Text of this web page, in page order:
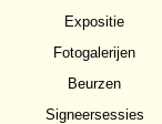
Expositie
Fotogalerijen
Beurzen
Signeersessies